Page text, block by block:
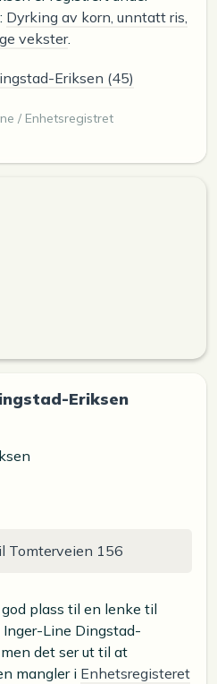
Dyrking av korn, unntatt ris,
vekster.
Eriksen (45)
/ Enhetsregistret
Eriksen
Tomterveien 156
god plass til en lenke til
Line Dingstad-
det ser ut til at
mangler i Enhetsregisteret